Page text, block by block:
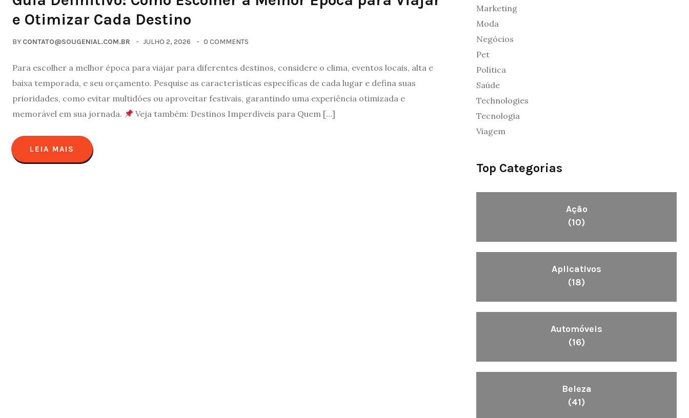
e Otimizar Cada Destino
BY CONTATO@SOUGENIAL.COM.BR JULHO 2, 2026 0 COMMENTS
Para escolher a melhor época para viajar para diferentes destinos, considere o clima, eventos locais, alta e
baixa temporada, e seu orçamento. Pesquise as características específicas de cada lugar e defina suas
prioridades, como evitar multidões ou aproveitar festivais, garantindo uma experiência otimizada e
memorável em sua jornada.
Veja também: Destinos Imperdíveis para Quem […]
LEIA MAIS
Marketing
Moda
Negócios
Pet
Política
Saúde
Technologies
Tecnologia
Viagem
Top Categorias
Ação
(10)
Aplicativos
(18)
Automóveis
(16)
Beleza
(41)